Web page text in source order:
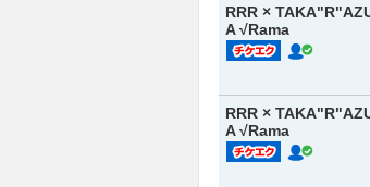
RRR ×
A √Rama
RRR ×
A √Rama